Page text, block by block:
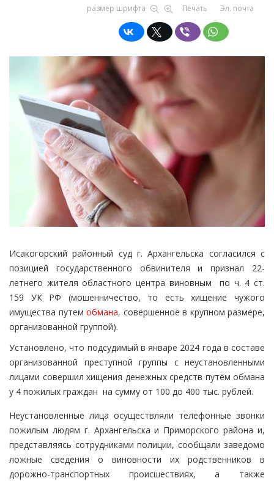
размер шрифта
Печать Эл. почта
Исакогорский районный суд г. Архангельска согласился с
позицией государственного обвинителя и признал 22-
летнего жителя областного центра виновным по ч. 4 ст.
159 УК РФ (мошенничество, то есть хищение чужого
имущества путем обмана, совершенное в крупном размере,
организованной группой).
Установлено, что подсудимый в январе 2024 года в составе
организованной преступной группы с неустановленными
лицами совершил хищения денежных средств путём обмана
у 4 пожилых граждан на сумму от 100 до 400 тыс. рублей.
Неустановленные лица осуществляли телефонные звонки
пожилым людям г. Архангельска и Приморского района и,
представляясь сотрудниками полиции, сообщали заведомо
ложные сведения о виновности их родственников в
дорожно-транспортных происшествиях, а также